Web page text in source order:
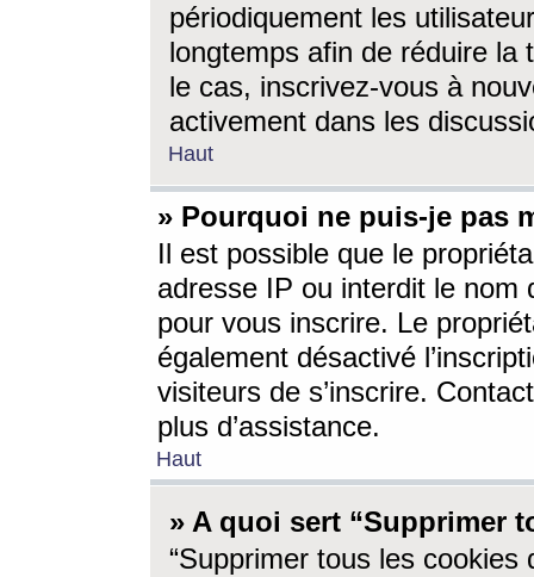
périodiquement les
longtemps afin de réduire la
le cas, inscrivez-vous à
activement dans les
Haut
» Pourquoi ne puis-je pas
Il est possible que le
adresse IP ou interdit le nom
pour vous inscrire. Le
également désactivé
visiteurs de s’inscrire.
plus d’assistance.
Haut
» A quoi sert “Supprimer
“Supprimer tous les cookies